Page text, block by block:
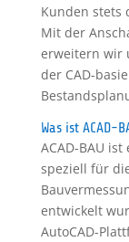
Kunden stets
Mit der
erweitern wir
der CAD-
Was ist ACAD-
ACAD-BAU
speziell für
entwickelt
AutoCAD-